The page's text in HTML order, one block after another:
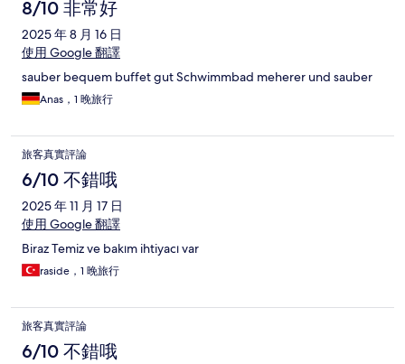
8/10 非常好
2025 年 8 月 16 日
使用 Google 翻譯
sauber bequem buffet gut Schwimmbad meherer und sauber
Anas，1 晚旅行
旅客真實評論
6/10 不錯哦
2025 年 11 月 17 日
使用 Google 翻譯
Biraz Temiz ve bakım ihtiyacı var
raside，1 晚旅行
旅客真實評論
6/10 不錯哦